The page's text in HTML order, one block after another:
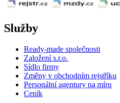
Služby
Ready-made společnosti
Založení s.r.o.
Sídlo firmy
Změny v obchodním rejstříku
Personální agentury na míru
Ceník